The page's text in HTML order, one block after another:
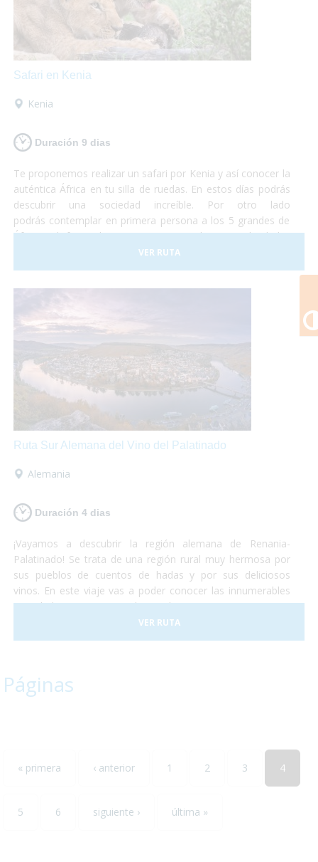
Safari en Kenia
Kenia
Duración 9 dias
Te proponemos realizar un safari por Kenia y así conocer la
auténtica África en tu silla de ruedas. En estos días podrás
descubrir una sociedad increíble. Por otro lado
podrás contemplar en primera persona a los 5 grandes de
África y disfrutar de paisajes espectaculares. ¡No lo dudes
más y atrévete a descubrir Kenia! Es un viaje que te
marcará y te encantará.
VER RUTA
Ruta Sur Alemana del Vino del Palatinado
Alemania
Duración 4 dias
¡Vayamos a descubrir la región alemana de Renania-
Palatinado! Se trata de una región rural muy hermosa por
sus pueblos de cuentos de hadas y por sus deliciosos
vinos. En este viaje vas a poder conocer las innumerables
actividades que se pueden realizar en Renania ya sean
catas de vinos, paseos en tren o la visita de algún museo...
todos ellos accesibles para personas con discapacidad. ¡No
VER RUTA
Páginas
« primera ‹ anterior 1 2 3 4
5 6 siguiente › última »